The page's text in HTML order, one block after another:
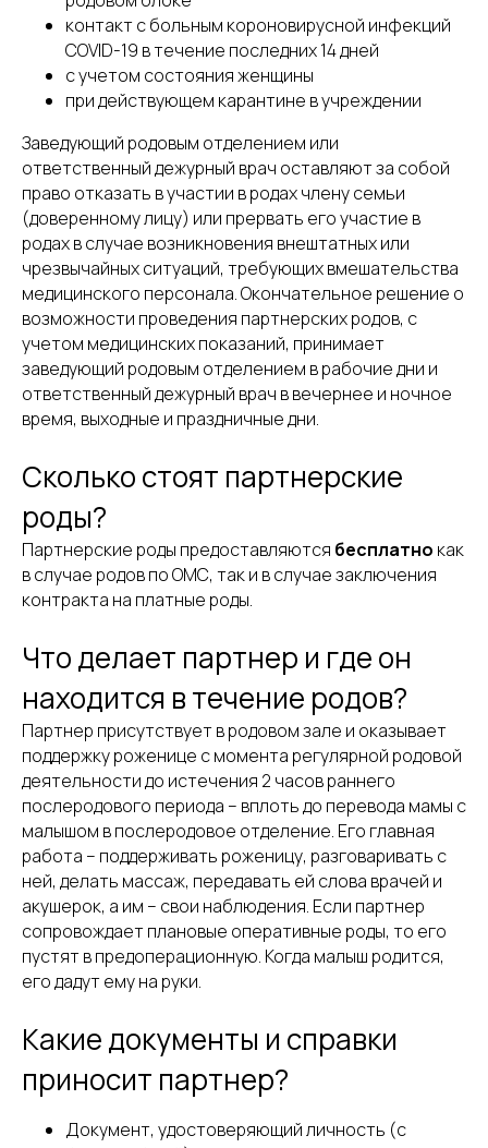
контакт с больным короновирусной инфекций
COVID-19 в течение последних 14 дней
с учетом состояния женщины
при действующем карантине в учреждении
Заведующий родовым отделением или
ответственный дежурный врач оставляют за собой
право отказать в участии в родах члену семьи
(доверенному лицу) или прервать его участие в
родах в случае возникновения внештатных или
чрезвычайных ситуаций, требующих вмешательства
медицинского персонала. Окончательное решение о
возможности проведения партнерских родов, с
учетом медицинских показаний, принимает
заведующий родовым отделением в рабочие дни и
ответственный дежурный врач в вечернее и ночное
время, выходные и праздничные дни.
Сколько стоят партнерские
роды?
Партнерские роды предоставляются бесплатно как
в случае родов по ОМС, так и в случае заключения
контракта на платные роды.
Что делает партнер и где он
находится в течение родов?
Партнер присутствует в родовом зале и оказывает
поддержку роженице с момента регулярной родовой
деятельности до истечения 2 часов раннего
послеродового периода – вплоть до перевода мамы с
малышом в послеродовое отделение. Его главная
работа – поддерживать роженицу, разговаривать с
ней, делать массаж, передавать ей слова врачей и
акушерок, а им – свои наблюдения. Если партнер
сопровождает плановые оперативные роды, то его
пустят в предоперационную. Когда малыш родится,
его дадут ему на руки.
Какие документы и справки
приносит партнер?
Документ, удостоверяющий личность (с